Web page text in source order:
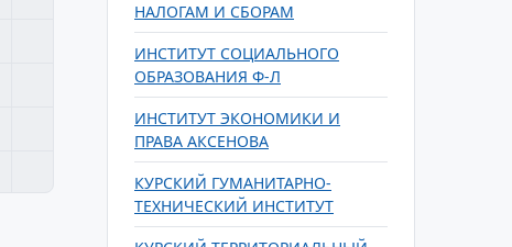
НАЛОГАМ И СБОРАМ
ИНСТИТУТ СОЦИАЛЬНОГО
ОБРАЗОВАНИЯ Ф-Л
ИНСТИТУТ ЭКОНОМИКИ И
ПРАВА АКСЕНОВА
КУРСКИЙ ГУМАНИТАРНО-
ТЕХНИЧЕСКИЙ ИНСТИТУТ